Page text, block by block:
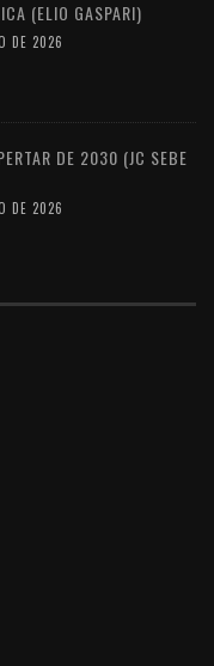
(ELIO GASPARI)
DE 2026
DE 2030 (JC SEBE
DE 2026